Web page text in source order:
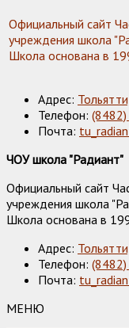
Официальный сайт
учреждения школа
Школа основана в
Адрес:
Телефон:
Почта:
ЧОУ школа "Радиант"
Официальный сайт
учреждения школа
Школа основана в
Адрес:
Телефон:
Почта:
МЕНЮ